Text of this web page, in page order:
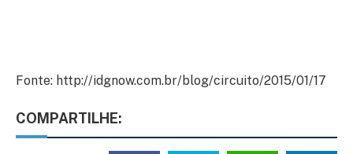
Fonte: http://idgnow.com.br/blog/circuito/2015/01/17
COMPARTILHE: